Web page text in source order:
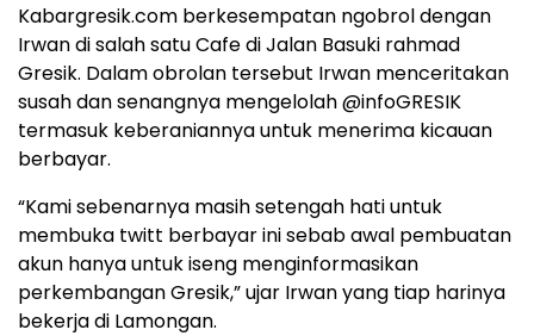
Kabargresik.com berkesempatan ngobrol dengan
Irwan di salah satu Cafe di Jalan Basuki rahmad
Gresik. Dalam obrolan tersebut Irwan menceritakan
susah dan senangnya mengelolah @infoGRESIK
termasuk keberaniannya untuk menerima kicauan
berbayar.
“Kami sebenarnya masih setengah hati untuk
membuka twitt berbayar ini sebab awal pembuatan
akun hanya untuk iseng menginformasikan
perkembangan Gresik,” ujar Irwan yang tiap harinya
bekerja di Lamongan.